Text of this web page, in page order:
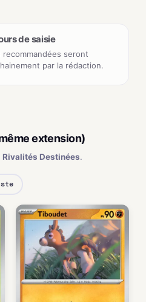
de saisie
recommandées seront
par la rédaction.
extension)
Rivalités Destinées.